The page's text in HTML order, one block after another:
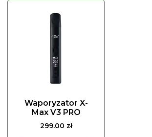
Waporyzator X-
Max V3 PRO
299.00 zł